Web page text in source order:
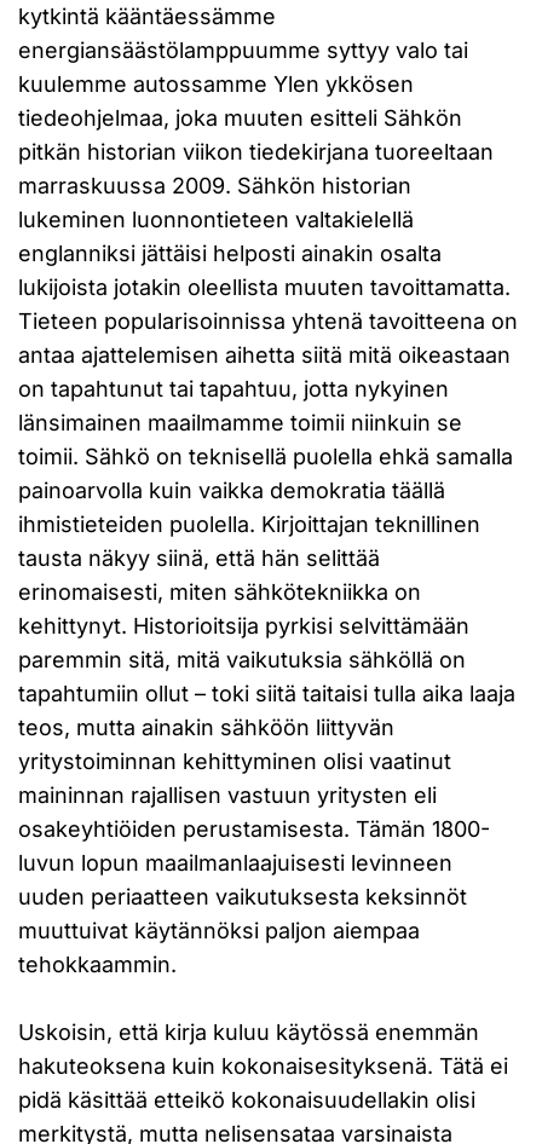
kytkintä kääntäessämme
energiansäästölamppuumme syttyy valo tai
kuulemme autossamme Ylen ykkösen
tiedeohjelmaa, joka muuten esitteli Sähkön
pitkän historian viikon tiedekirjana tuoreeltaan
marraskuussa 2009. Sähkön historian
lukeminen luonnontieteen valtakielellä
englanniksi jättäisi helposti ainakin osalta
lukijoista jotakin oleellista muuten tavoittamatta.
Tieteen popularisoinnissa yhtenä tavoitteena on
antaa ajattelemisen aihetta siitä mitä oikeastaan
on tapahtunut tai tapahtuu, jotta nykyinen
länsimainen maailmamme toimii niinkuin se
toimii. Sähkö on teknisellä puolella ehkä samalla
painoarvolla kuin vaikka demokratia täällä
ihmistieteiden puolella. Kirjoittajan teknillinen
tausta näkyy siinä, että hän selittää
erinomaisesti, miten sähkötekniikka on
kehittynyt. Historioitsija pyrkisi selvittämään
paremmin sitä, mitä vaikutuksia sähköllä on
tapahtumiin ollut – toki siitä taitaisi tulla aika laaja
teos, mutta ainakin sähköön liittyvän
yritystoiminnan kehittyminen olisi vaatinut
maininnan rajallisen vastuun yritysten eli
osakeyhtiöiden perustamisesta. Tämän 1800-
luvun lopun maailmanlaajuisesti levinneen
uuden periaatteen vaikutuksesta keksinnöt
muuttuivat käytännöksi paljon aiempaa
tehokkaammin.
Uskoisin, että kirja kuluu käytössä enemmän
hakuteoksena kuin kokonaisesityksenä. Tätä ei
pidä käsittää etteikö kokonaisuudellakin olisi
merkitystä, mutta nelisensataa varsinaista